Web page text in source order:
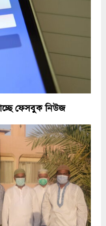
ফেসবুক নিউজ